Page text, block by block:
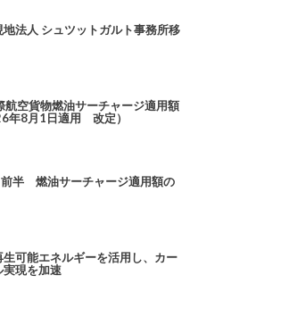
法人 シュツットガルト事務所移
航空貨物燃油サーチャージ適用額
年8月1日適用 改定）
半 燃油サーチャージ適用額の
可能エネルギーを活用し、カー
現を加速